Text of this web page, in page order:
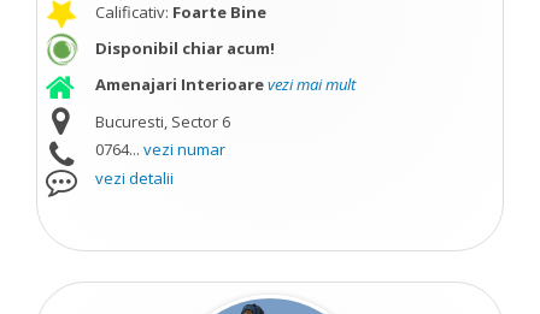
Calificativ: Foarte Bine
Disponibil chiar acum!
Amenajari Interioarevezi mai mult
Bucuresti, Sector 6
0764... vezi numar
vezi detalii